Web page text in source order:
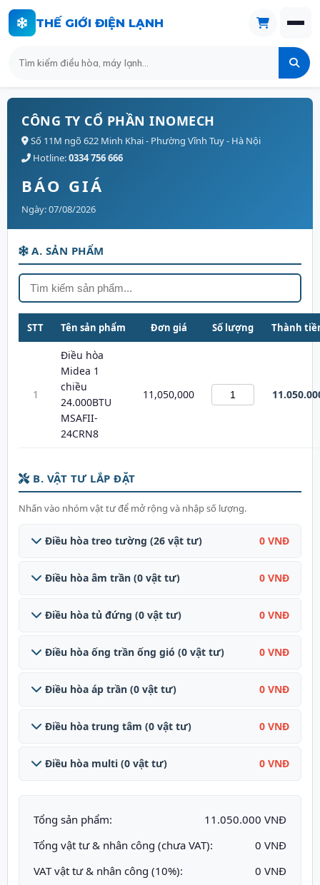
THẾ GIỚI ĐIỆN LẠNH
CÔNG TY CỔ PHẦN INOMECH
Số 11M ngõ 622 Minh Khai - Phường Vĩnh Tuy - Hà Nội
Hotline:0334 756 666
BÁO GIÁ
Ngày: 07/08/2026
A. SẢN PHẨM
STT Tên sản phẩm Đơn giá Số lượng Thành
1
Điều hòa
Midea 1
chiều
24.000BTU
MSAFII-
24CRN8
11,050,000
B. VẬT TƯ LẮP ĐẶT
Nhấn vào nhóm vật tư để mở rộng và nhập số lượng.
Điều hòa treo tường (26 vật tư) 0 VNĐ
Điều hòa âm trần (0 vật tư) 0 VNĐ
Điều hòa tủ đứng (0 vật tư) 0 VNĐ
Điều hòa ống trần ống gió (0 vật tư) 0 VNĐ
Điều hòa áp trần (0 vật tư) 0 VNĐ
Điều hòa trung tâm (0 vật tư) 0 VNĐ
Điều hòa multi (0 vật tư) 0 VNĐ
Tổng sản phẩm:
11.050.000 VNĐ
Tổng vật tư & nhân công (chưa VAT):
0 VNĐ
VAT vật tư & nhân công (10%):
0 VNĐ